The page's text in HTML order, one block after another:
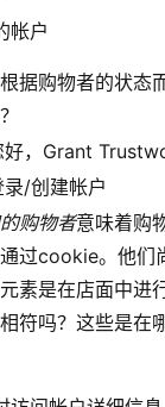
帐户
据购物者的状态
好，Grant
录/创建帐户
购物者意味着购
过cookie。他们
素是在店面中进
符吗？这些是在